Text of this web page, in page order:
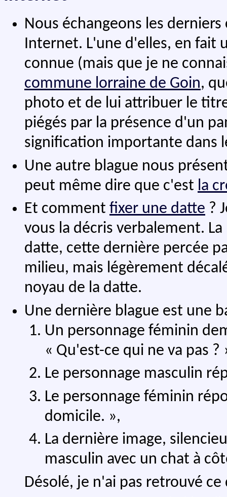
Nous échangeons les
Internet. L'une d'elles, en fait
connue (mais que je ne
commune lorraine de Goin,
photo et de lui attribuer le
piégés par la présence d'un
signification importante dans
Une autre blague nous
peut même dire que c'est la
Et comment fixer une datte ?
vous la décris verbalement.
datte, cette dernière percée
milieu, mais légèrement
noyau de la datte.
Une dernière blague est une
Un personnage féminin
« Qu'est-ce qui ne va pas ?
Le personnage masculin
Le personnage féminin
domicile. »,
La dernière image,
masculin avec un chat à
Désolé, je n'ai pas retrouvé ce